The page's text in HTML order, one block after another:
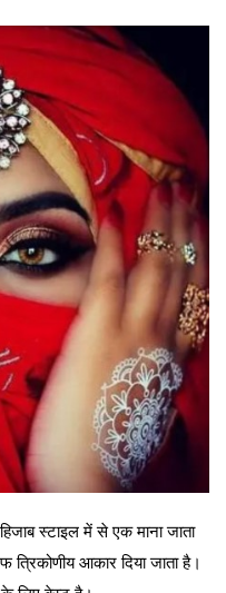
स्टाइल में से एक माना जाता
आकार दिया जाता है।